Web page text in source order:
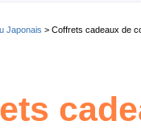
Japonais > Coffrets cadeaux de